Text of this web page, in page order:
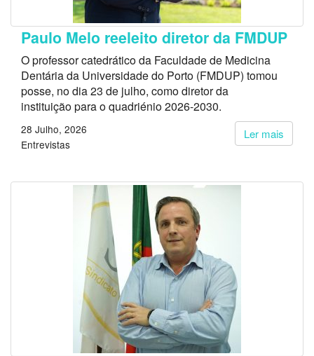
Paulo Melo reeleito diretor da FMDUP
O professor catedrático da Faculdade de Medicina
Dentária da Universidade do Porto (FMDUP) tomou
posse, no dia 23 de julho, como diretor da
instituição para o quadriénio 2026-2030.
Ler mais
28 Julho, 2026
Entrevistas